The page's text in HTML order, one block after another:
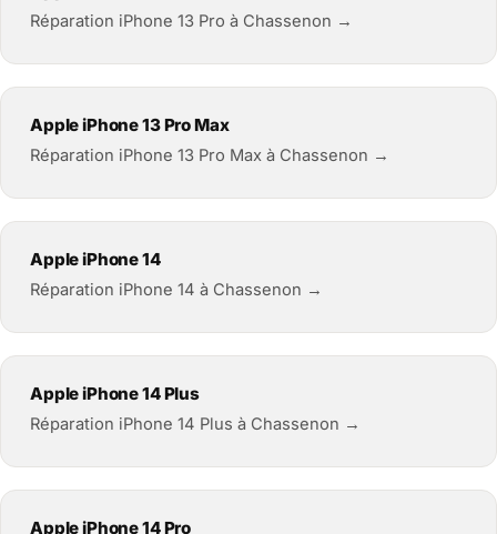
Réparation iPhone 13 Pro à Chassenon →
Apple iPhone 13 Pro Max
Réparation iPhone 13 Pro Max à Chassenon →
Apple iPhone 14
Réparation iPhone 14 à Chassenon →
Apple iPhone 14 Plus
Réparation iPhone 14 Plus à Chassenon →
Apple iPhone 14 Pro